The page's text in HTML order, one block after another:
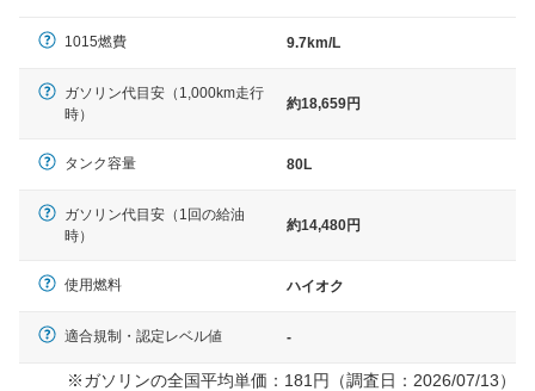
1015燃費 9.7km/L
ガソリン代目安（1,000km走行
時）
約18,659円
タンク容量 80L
ガソリン代目安（1回の給油
時）
約14,480円
使用燃料 ハイオク
適合規制・認定レベル値 -
※ガソリンの全国平均単価：181円（調査日：2026/07/13）